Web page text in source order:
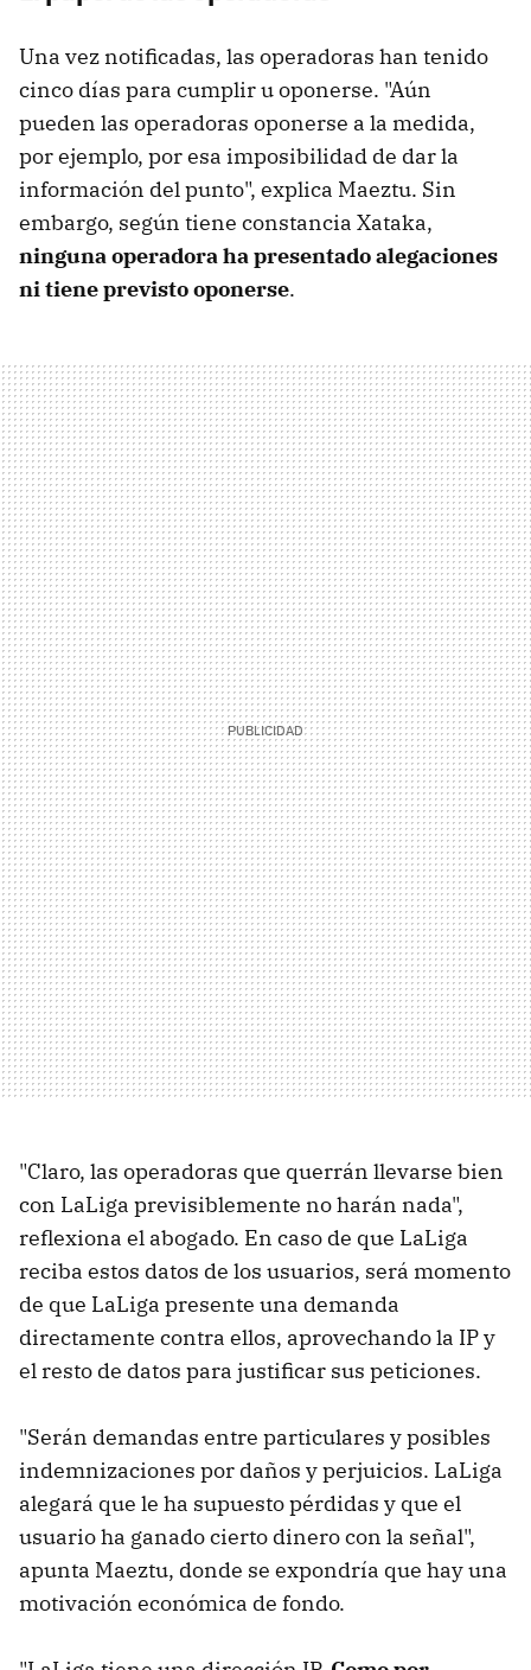
Una vez notificadas, las operadoras han tenido
cinco días para cumplir u oponerse. "Aún
pueden las operadoras oponerse a la medida,
por ejemplo, por esa imposibilidad de dar la
información del punto", explica Maeztu. Sin
embargo, según tiene constancia Xataka,
ninguna operadora ha presentado alegaciones
ni tiene previsto oponerse.
"Claro, las operadoras que querrán llevarse bien
con LaLiga previsiblemente no harán nada",
reflexiona el abogado. En caso de que LaLiga
reciba estos datos de los usuarios, será momento
de que LaLiga presente una demanda
directamente contra ellos, aprovechando la IP y
el resto de datos para justificar sus peticiones.
"Serán demandas entre particulares y posibles
indemnizaciones por daños y perjuicios. LaLiga
alegará que le ha supuesto pérdidas y que el
usuario ha ganado cierto dinero con la señal",
apunta Maeztu, donde se expondría que hay una
motivación económica de fondo.